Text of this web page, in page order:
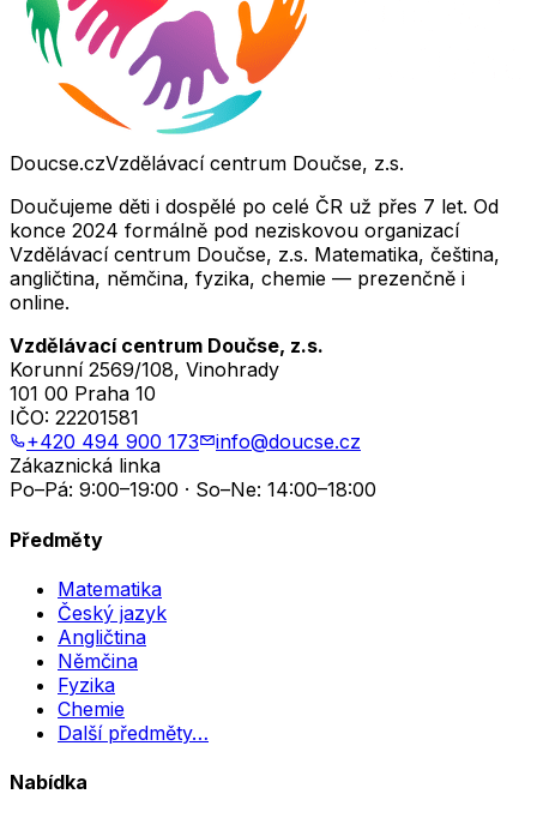
Doucse.czVzdělávací centrum Doučse, z.s.
Doučujeme děti i dospělé po celé ČR už přes 7 let. Od
konce 2024 formálně pod neziskovou organizací
Vzdělávací centrum Doučse, z.s. Matematika, čeština,
angličtina, němčina, fyzika, chemie — prezenčně i
online.
Vzdělávací centrum Doučse, z.s.
Korunní 2569/108, Vinohrady
101 00 Praha 10
IČO: 22201581
+420 494 900 173
info@doucse.cz
Zákaznická linka
Po–Pá: 9:00–19:00 · So–Ne: 14:00–18:00
Předměty
Matematika
Český jazyk
Angličtina
Němčina
Fyzika
Chemie
Další předměty…
Nabídka